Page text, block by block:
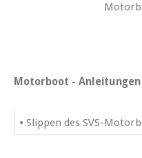
Motorboot - Anleitungen
• Slippen des SVS-